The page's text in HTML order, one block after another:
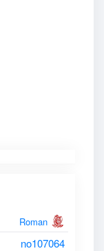
Roman
no107064